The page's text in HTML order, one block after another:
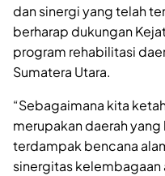
dan sinergi yang telah
berharap dukungan
program rehabilitasi
Sumatera Utara.
“Sebagaimana kita
merupakan daerah
terdampak bencana
sinergitas kelembagaan